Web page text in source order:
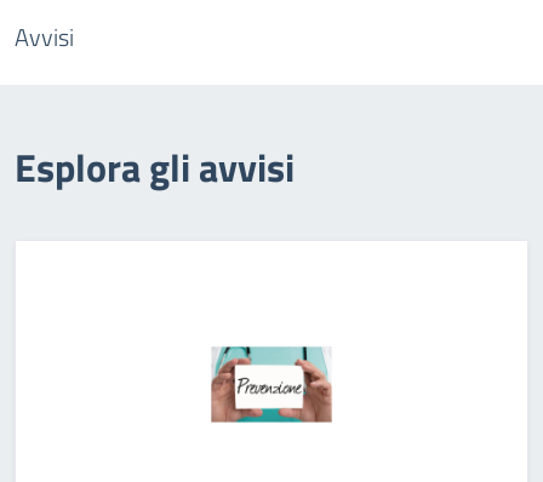
Avvisi
Esplora gli avvisi